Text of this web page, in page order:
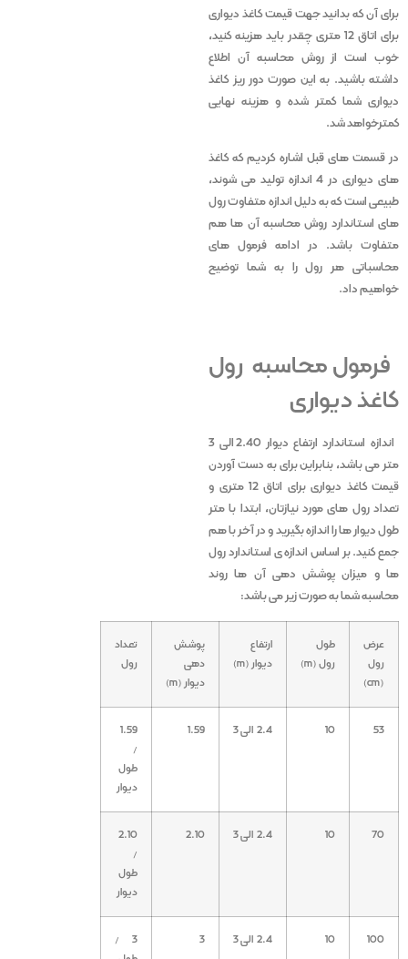
برای آن که بدانید جهت قیمت کاغذ دیواری
برای اتاق 12 متری چقدر باید هزینه کنید،
خوب است از روش محاسبه آن اطلاع
داشته باشید. به این صورت دور ریز کاغذ
دیواری شما کمتر شده و هزینه نهایی
کمترخواهد شد.
در قسمت های قبل اشاره کردیم که کاغذ
های دیواری در 4 اندازه تولید می شوند،
طبیعی است که به دلیل اندازه متفاوت رول
های استاندارد روش محاسبه آن ها هم
متفاوت باشد. در ادامه فرمول های
محاسباتی هر رول را به شما توضیح
خواهیم داد.
فرمول محاسبه رول
کاغذ دیواری
اندازه استاندارد ارتفاع دیوار 2.40 الی 3
متر می باشد، بنابراین برای به دست آوردن
قیمت کاغذ دیواری برای اتاق 12 متری و
تعداد رول های مورد نیازتان، ابتدا با متر
طول دیوار ها را اندازه بگیرید و در آخر با هم
جمع کنید. بر اساس اندازه ی استاندارد رول
ها و میزان پوشش دهی آن ها روند
محاسبه شما به صورت زیر می باشد:
عرض
رول
(cm)
طول
رول (m)
ارتفاع
دیوار (m)
پوشش
دهی
دیوار (m)
تعداد
رول
53
10 2.4 الی 3 1.59
1.59
/
طول
دیوار
70
10 2.4 الی 3 2.10
2.10
/
طول
دیوار
100
10 2.4 الی 3 3
3 /